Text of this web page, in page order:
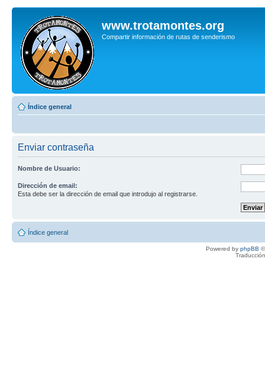
www.trotamontes.org
Compartir información de rutas de senderismo
Índice general
Enviar contraseña
Nombre de Usuario:
Dirección de email:
Esta debe ser la dirección de email que introdujo al registrarse.
Índice general
Powered by phpBB